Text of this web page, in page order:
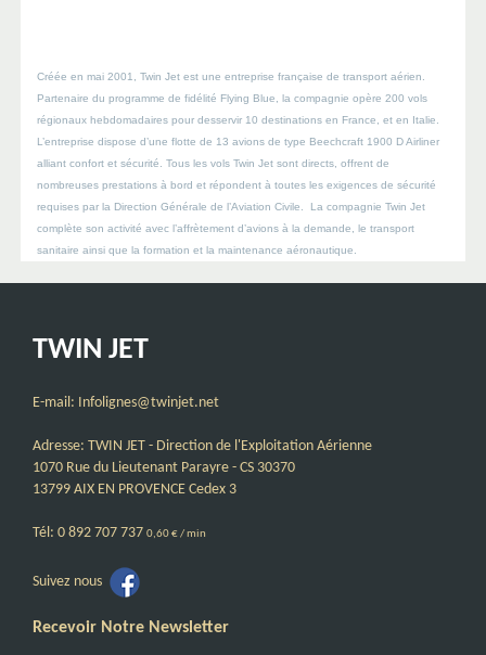
Créée en mai 2001, Twin Jet est une entreprise française de transport aérien.
Partenaire du programme de fidélité Flying Blue, la compagnie opère 200 vols
régionaux hebdomadaires pour desservir 10 destinations en France, et en Italie.
L’entreprise dispose d’une flotte de 13 avions de type Beechcraft 1900 D Airliner
alliant confort et sécurité. Tous les vols Twin Jet sont directs, offrent de
nombreuses prestations à bord et répondent à toutes les exigences de sécurité
requises par la Direction Générale de l’Aviation Civile. La compagnie Twin Jet
complète son activité avec l’affrètement d’avions à la demande, le transport
sanitaire ainsi que la formation et la maintenance aéronautique.
TWIN JET
E-mail: Infolignes@twinjet.net
Adresse: TWIN JET - Direction de l'Exploitation Aérienne
1070 Rue du Lieutenant Parayre - CS 30370
13799 AIX EN PROVENCE Cedex 3
Tél: 0 892 707 737 0,60 € / min
Suivez nous
Recevoir Notre Newsletter